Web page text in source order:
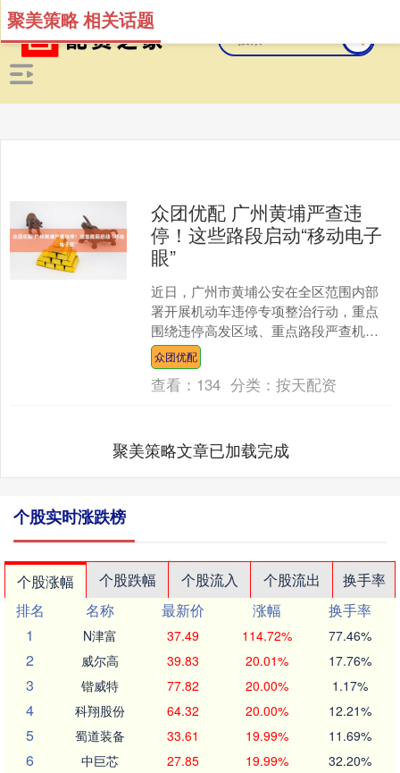
聚美策略 相关话题
众团优配 广州黄埔严查违
停！这些路段启动“移动电子
眼”
近日，广州市黄埔公安在全区范围内部
署开展机动车违停专项整治行动，重点
围绕违停高发区域、重点路段严查机动
车违法停车行为，进一步规范停车秩
序。 黄埔公安全面启用“移....
众团优配
查看： 134 分类：按天配资
聚美策略文章已加载完成
个股实时涨跌榜
个股涨幅 个股跌幅 个股流入 个股流出
换手率
排名
名称 最新价 涨幅
换手率
1
N津富 37.49 114.72% 77.46%
2 威尔高 39.83 20.01% 17.76%
3 锴威特 77.82 20.00% 1.17%
4 科翔股份 64.32 20.00% 12.21%
5 蜀道装备 33.61 19.99% 11.69%
6 中巨芯 27.85 19.99% 32.20%